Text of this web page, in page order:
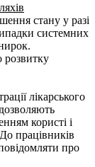
стану у разі
системних
розвитку
лікарського
користі і
працівників
про